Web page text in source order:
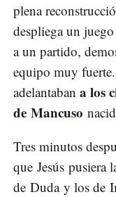
plena
despliega un
a un partido,
equipo muy
adelantaban a los
de Mancuso
Tres minutos
que Jesús pusiera
de Duda y los de